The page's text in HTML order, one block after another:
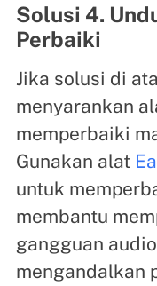
Solusi 4.
Perbaiki
Jika solusi di
menyarankan
memperbaiki
Gunakan alat
untuk
membantu
gangguan
mengandalkan